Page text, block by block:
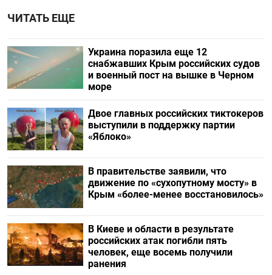
ЧИТАТЬ ЕЩЕ
Украина поразила еще 12
снабжавших Крым российских судов
и военный пост на вышке в Черном
море
Двое главных российских тиктокеров
выступили в поддержку партии
«Яблоко»
В правительстве заявили, что
движение по «сухопутному мосту» в
Крым «более-менее восстановилось»
В Киеве и области в результате
российских атак погибли пять
человек, еще восемь получили
ранения